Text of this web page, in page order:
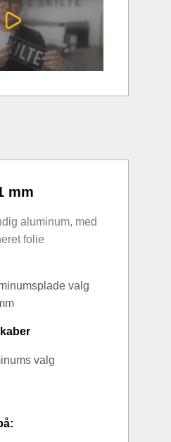
mm
aluminum, med
folie
valg
valg